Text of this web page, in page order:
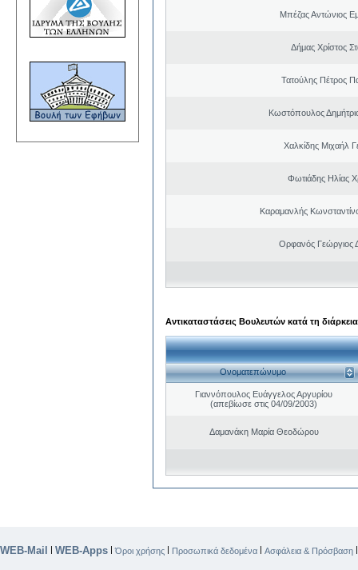
Μπέζας Αντώνιος
Δήμας Χρίστος
Τατούλης Πέτρος
Κωστόπουλος
Χαλκίδης Μιχαήλ
Φωτιάδης Ηλίας
Καραμανλής
Ορφανός Γεώργιος
Αντικαταστάσεις Βουλευτών κατά τη
Ονοματεπώνυμο
Γιαννόπουλος Ευάγγελος Αργυρίου
(απεβίωσε στις 04/09/2003)
Δαμανάκη Μαρία Θεοδώρου
WEB-Mail | WEB-Apps |Όροι χρήσης | Προσωπικά δεδομένα | Ασφάλεια & Πρόσβαση